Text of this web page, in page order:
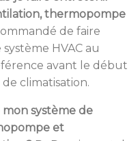
thermopompe
de faire
HVAC au
avant le début
climatisation.
mon système de
et